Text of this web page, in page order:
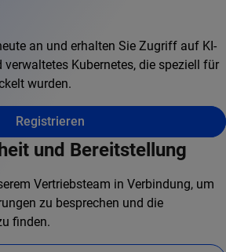
an und erhalten Sie Zugriff auf KI-
verwaltetes Kubernetes, die speziell für
wurden.
Registrieren
und Bereitstellung
Vertriebsteam in Verbindung, um
zu besprechen und die
finden.